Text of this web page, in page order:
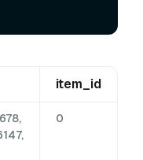
item_id
0